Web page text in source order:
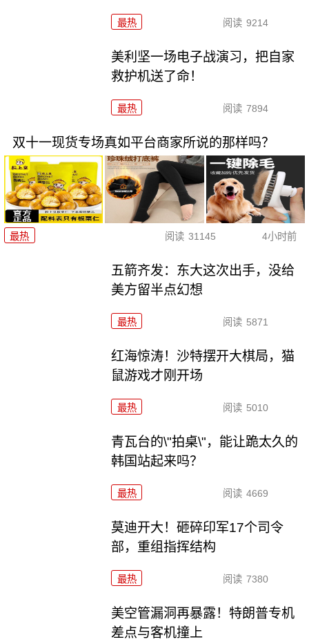
最热 阅读 9214
美利坚一场电子战演习，把自家
救护机送了命！
最热 阅读 7894
双十一现货专场真如平台商家所说的那样吗？
最热 阅读 31145 4小时前
五箭齐发：东大这次出手，没给
美方留半点幻想
最热 阅读 5871
红海惊涛！沙特摆开大棋局，猫
鼠游戏才刚开场
最热 阅读 5010
青瓦台的\"拍桌\"，能让跪太久的
韩国站起来吗？
最热 阅读 4669
莫迪开大！砸碎印军17个司令
部，重组指挥结构
最热 阅读 7380
美空管漏洞再暴露！特朗普专机
差点与客机撞上